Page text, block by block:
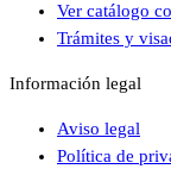
Ver catálogo
Trámites y
Información legal
Aviso legal
Política de